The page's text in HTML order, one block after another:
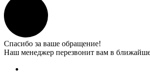
Спасибо за ваше обращение!
Наш менеджер перезвонит вам в